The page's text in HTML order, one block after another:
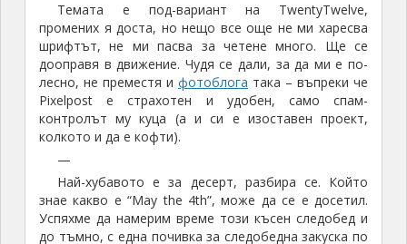
Темата е под-вариант на TwentyTwelve,
промених я доста, но нещо все още не ми харесва
шрифтът, не ми пасва за четене много. Ще се
дооправя в движение. Чудя се дали, за да ми е по-
лесно, не преместя и фотоблога така – въпреки че
Pixelpost е страхотен и удобен, само спам-
контролът му куца (а и си е изоставен проект,
колкото и да е кофти).
—
Най-хубавото е за десерт, разбира се. Който
знае какво е “May the 4th”, може да се е досетил.
Успяхме да намерим време този късен следобед и
до тъмно, с една почивка за следобедна закуска по